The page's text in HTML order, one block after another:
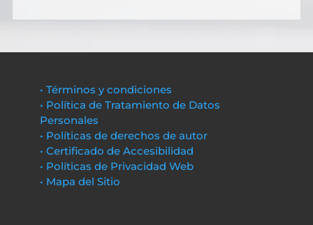
• Términos y condiciones
• Política de Tratamiento de Datos
Personales
• Políticas de derechos de autor
• Certificado de Accesibilidad
• Políticas de Privacidad Web
• Mapa del Sitio